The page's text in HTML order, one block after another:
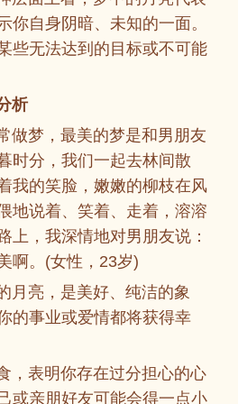
你自身阴暗、未知的一面。
些无法达到的目标或不可能
析
做梦，最美的梦是和男朋友
时分，我们一起去林间散
我的笑脸，嫩嫩的柳枝在风
地说着、笑着、走着，溶溶
上，我深情地对男朋友说：
啊。(女性，23岁)
月亮，是美好、纯洁的象
的事业或爱情都将获得幸
，表明你存在过分担心的心
或亲朋好友可能会得一点小